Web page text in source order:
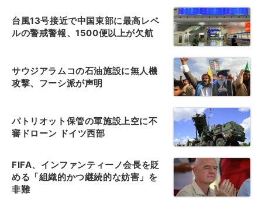
台風13号接近で中国東部に最高レベ
ルの警戒警報、1500便以上が欠航
サウジアラムコの石油施設に無人機
攻撃、フーシ派が声明
パトリオット保管の軍施設上空に不
審ドローン ドイツ西部
FIFA、インファンティーノ会長を貶
める「組織的かつ継続的な妨害」を
非難